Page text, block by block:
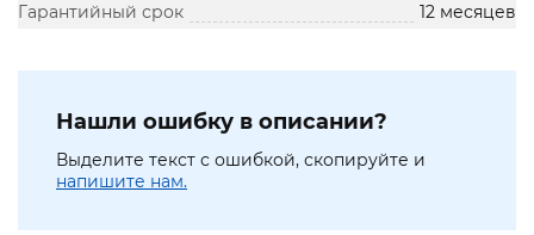
Гарантийный срок
12 месяцев
Нашли ошибку в описании?
Выделите текст с ошибкой, скопируйте и
напишите нам.